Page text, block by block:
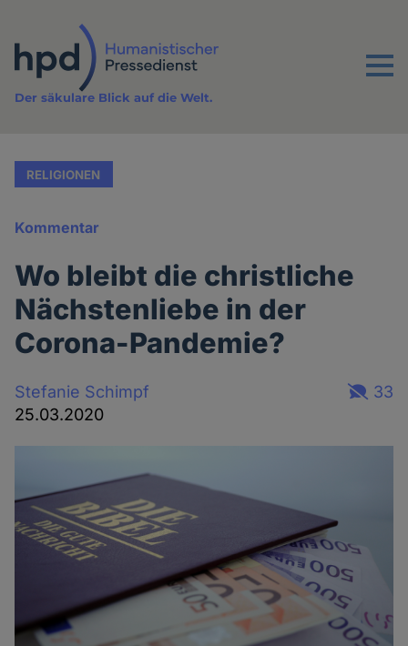
Inhalt
Menu
Der säkulare Blick auf die Welt.
RELIGIONEN
Kommentar
Wo bleibt die christliche
Nächstenliebe in der
Corona-Pandemie?
Stefanie Schimpf
25.03.2020
33